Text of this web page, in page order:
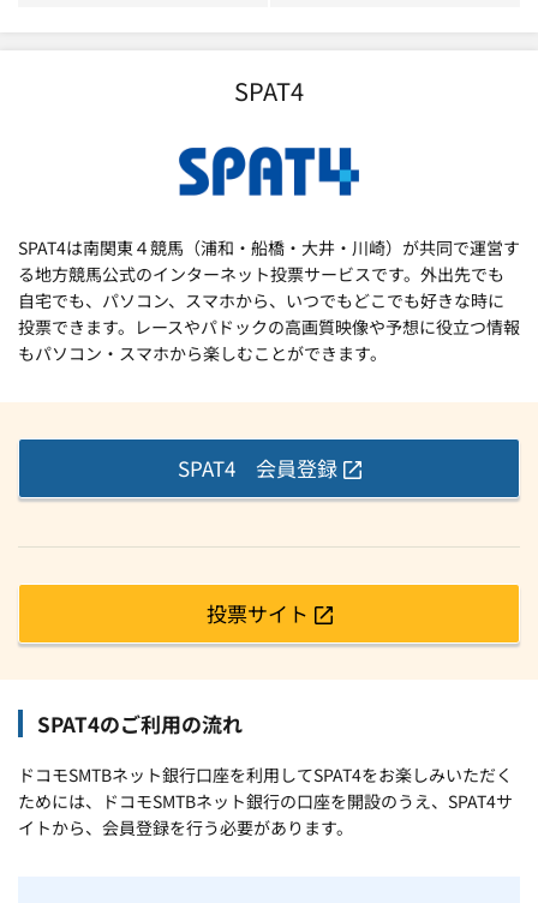
SPAT4
SPAT4は南関東４競馬（浦和・船橋・大井・川崎）が共同で運営す
る地方競馬公式のインターネット投票サービスです。外出先でも
自宅でも、パソコン、スマホから、いつでもどこでも好きな時に
投票できます。レースやパドックの高画質映像や予想に役立つ情報
もパソコン・スマホから楽しむことができます。
SPAT4 会員登録
投票サイト
SPAT4のご利用の流れ
ドコモSMTBネット銀行口座を利用してSPAT4をお楽しみいただく
ためには、ドコモSMTBネット銀行の口座を開設のうえ、SPAT4サ
イトから、会員登録を行う必要があります。